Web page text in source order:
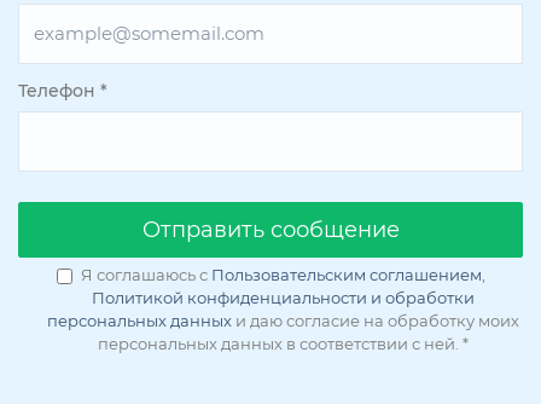
Телефон *
Oтправить сообщение
Я соглашаюсь с Пользовательским соглашением
Политикой конфиденциальности и обработки
персональных данныхи даю согласие на обработку моих
персональных данных в соответствии с ней. *